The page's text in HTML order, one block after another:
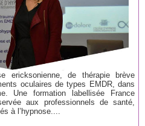
ericksonienne, de thérapie brève
oculaires de types EMDR, dans
Une formation labellisée France
aux professionnels de santé,
à l’hypnose....